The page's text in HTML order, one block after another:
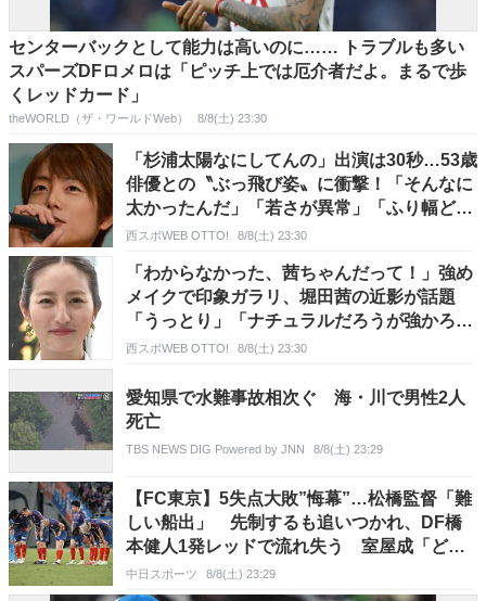
センターバックとして能力は高いのに…… トラブルも多い
スパーズDFロメロは「ピッチ上では厄介者だよ。まるで歩
くレッドカード」
theWORLD（ザ・ワールドWeb） 8/8(土) 23:30
「杉浦太陽なにしてんの」出演は30秒…53歳
俳優との〝ぶっ飛び姿〟に衝撃！「そんなに
太かったんだ」「若さが異常」「ふり幅どう
なってんの？」の声
西スポWEB OTTO! 8/8(土) 23:30
「わからなかった、茜ちゃんだって！」強め
メイクで印象ガラリ、堀田茜の近影が話題
「うっとり」「ナチュラルだろうが強かろう
がどっちもよい」
西スポWEB OTTO! 8/8(土) 23:30
愛知県で水難事故相次ぐ 海・川で男性2人
死亡
TBS NEWS DIG Powered by JNN 8/8(土) 23:29
【FC東京】5失点大敗”悔幕”…松橋監督「難
しい船出」 先制するも追いつかれ、DF橋
本健人1発レッドで流れ失う 室屋成「どう
立ち直るかを見せたい」
中日スポーツ 8/8(土) 23:29